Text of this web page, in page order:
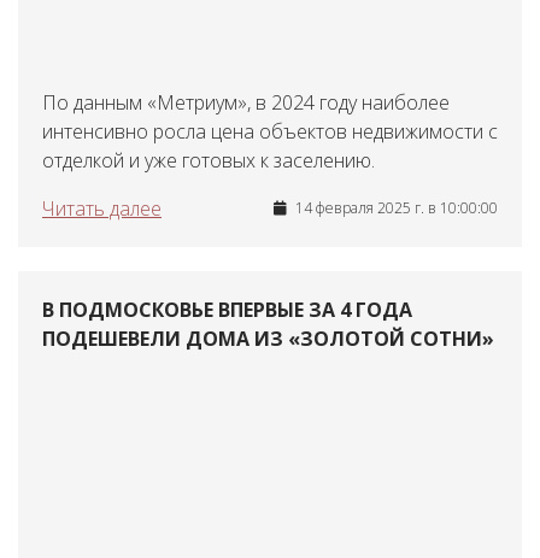
По данным «Метриум», в 2024 году наиболее
интенсивно росла цена объектов недвижимости с
отделкой и уже готовых к заселению.
Читать далее
14 февраля 2025 г. в 10:00:00
В ПОДМОСКОВЬЕ ВПЕРВЫЕ ЗА 4 ГОДА
ПОДЕШЕВЕЛИ ДОМА ИЗ «ЗОЛОТОЙ СОТНИ»